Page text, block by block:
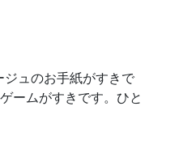
ュのお手紙がすきで
ームがすきです。ひと